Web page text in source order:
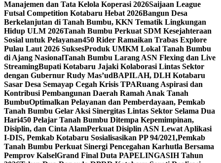
Manajemen dan Tata Kelola Koperasi 2026Saijaan League
Futsal Competition Kotabaru Hebat 2026Bangun Desa
Berkelanjutan di Tanah Bumbu, KKN Tematik Lingkungan
Hidup ULM 2026Tanah Bumbu Perkuat SDM Kesejahteraan
Sosial untuk Pelayanan450 Rider Ramaikan Trabas Explore
Pulau Laut 2026 SuksesProduk UMKM Lokal Tanah Bumbu
di Ajang NasionalTanah Bumbu Larang ASN Flexing dan Live
StreamingBupati Kotabaru Jajaki Kolaborasi Lintas Sektor
dengan Gubernur Rudy Mas’udBAPILAH, DLH Kotabaru
Sasar Desa Semayap Cegah Krisis TPARuang Aspirasi dan
Kontribusi Pembangunan Daerah Ramah Anak Tanah
BumbuOptimalkan Pelayanan dan Pemberdayaan, Pemkab
Tanah Bumbu Gelar Aksi Sinergitas Lintas Sektor Selama Dua
Hari450 Pelajar Tanah Bumbu Ditempa Kepemimpinan,
Disiplin, dan Cinta AlamPerkuat Disiplin ASN Lewat Aplikasi
I-DIS, Pemkab Kotabaru Sosialisasikan PP 94/2021,Pemkab
Tanah Bumbu Perkuat Sinergi Pencegahan Karhutla Bersama
Pemprov KalselGrand Final Duta PAPELINGASIH Tahun